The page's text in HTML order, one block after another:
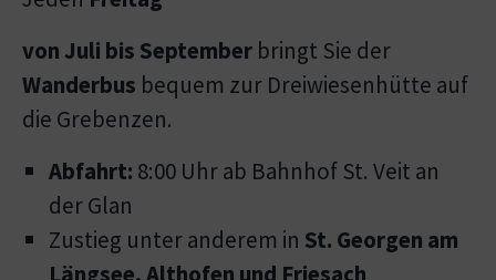
von Juli bis September bringt Sie der
Wanderbus bequem zur Dreiwiesenhütte auf
die Grebenzen.
Abfahrt: 8:00 Uhr ab Bahnhof St. Veit an
der Glan
Zustieg unter anderem in St. Georgen am
Längsee, Althofen und Friesach